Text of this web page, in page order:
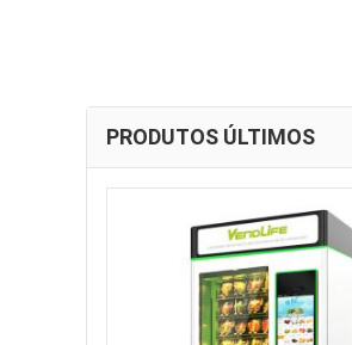
PRODUTOS ÚLTIMOS